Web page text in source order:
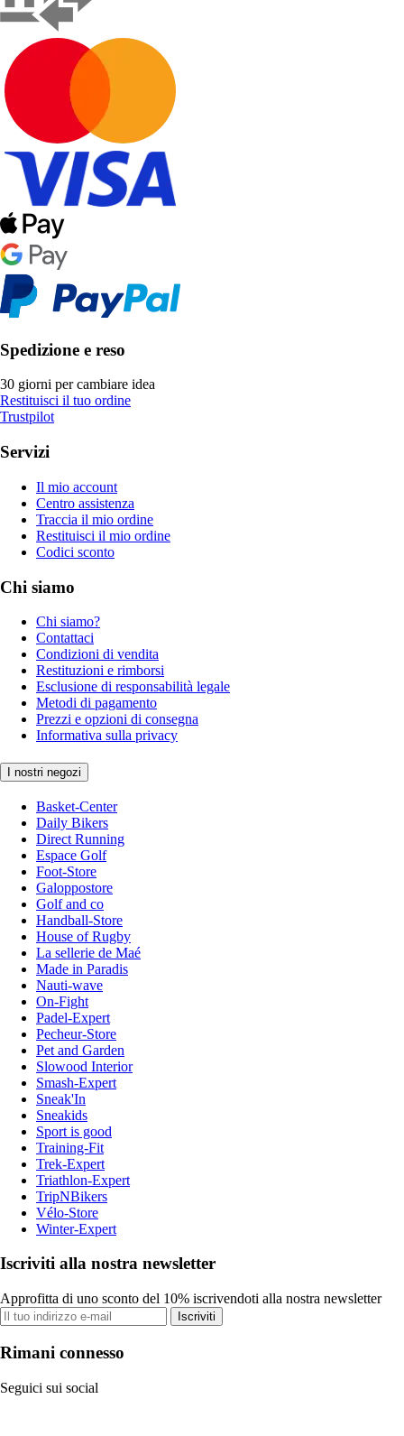
Spedizione e reso
30 giorni per cambiare idea
Restituisci il tuo ordine
Trustpilot
Servizi
Il mio account
Centro assistenza
Traccia il mio ordine
Restituisci il mio ordine
Codici sconto
Chi siamo
Chi siamo?
Contattaci
Condizioni di vendita
Restituzioni e rimborsi
Esclusione di responsabilità legale
Metodi di pagamento
Prezzi e opzioni di consegna
Informativa sulla privacy
I nostri negozi
Basket-Center
Daily Bikers
Direct Running
Espace Golf
Foot-Store
Galoppostore
Golf and co
Handball-Store
House of Rugby
La sellerie de Maé
Made in Paradis
Nauti-wave
On-Fight
Padel-Expert
Pecheur-Store
Pet and Garden
Slowood Interior
Smash-Expert
Sneak'In
Sneakids
Sport is good
Training-Fit
Trek-Expert
Triathlon-Expert
TripNBikers
Vélo-Store
Winter-Expert
Iscriviti alla nostra newsletter
Approfitta di uno sconto del 10% iscrivendoti alla nostra newsletter
Iscriviti
Rimani connesso
Seguici sui social